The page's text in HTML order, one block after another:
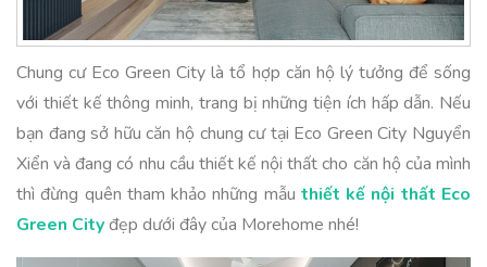
Chung cư Eco Green City là tổ hợp căn hộ lý tưởng để sống
với thiết kế thông minh, trang bị những tiện ích hấp dẫn. Nếu
bạn đang sở hữu căn hộ chung cư tại Eco Green City Nguyển
Xiển và đang có nhu cầu thiết kế nội thất cho căn hộ của mình
thì đừng quên tham khảo những mẫu thiết kế nội thất Eco
Green Cityđẹp dưới đây của Morehome nhé!